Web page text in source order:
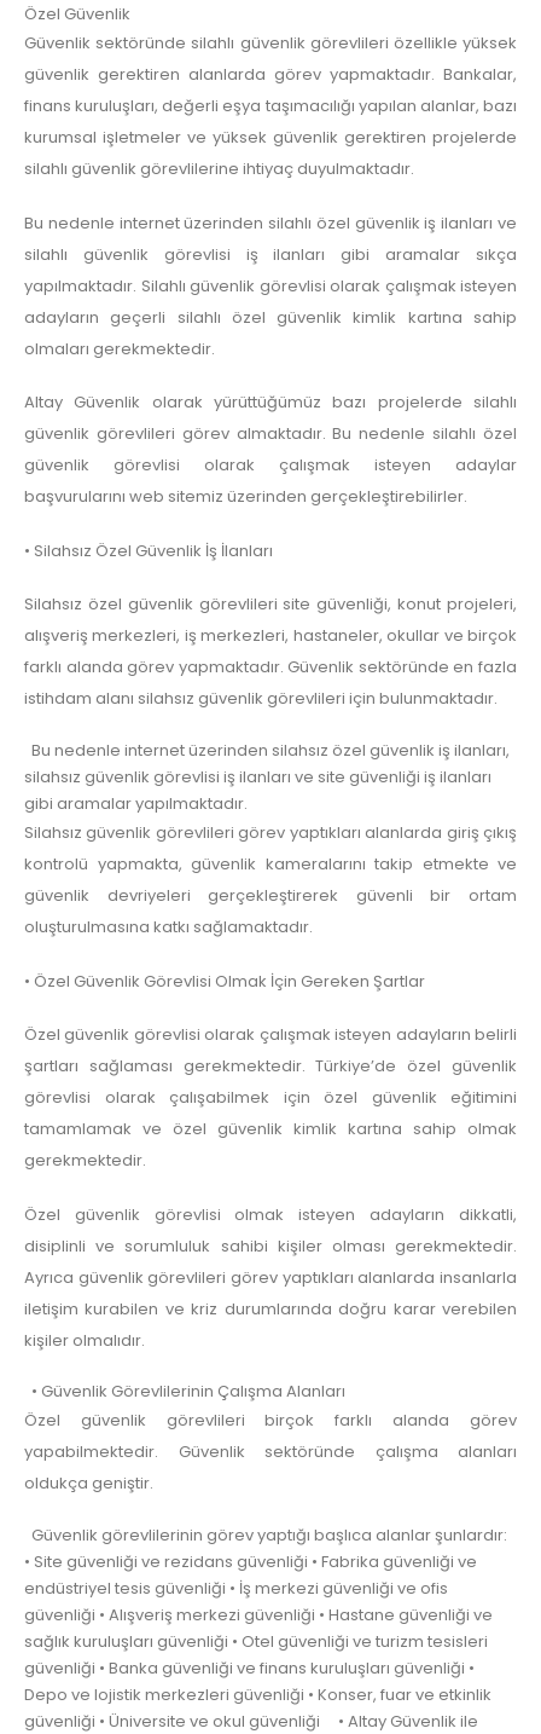
Özel Güvenlik
Güvenlik sektöründe silahlı güvenlik görevlileri özellikle yüksek
güvenlik gerektiren alanlarda görev yapmaktadır. Bankalar,
finans kuruluşları, değerli eşya taşımacılığı yapılan alanlar, bazı
kurumsal işletmeler ve yüksek güvenlik gerektiren projelerde
silahlı güvenlik görevlilerine ihtiyaç duyulmaktadır.
Bu nedenle internet üzerinden silahlı özel güvenlik iş ilanları ve
silahlı güvenlik görevlisi iş ilanları gibi aramalar sıkça
yapılmaktadır. Silahlı güvenlik görevlisi olarak çalışmak isteyen
adayların geçerli silahlı özel güvenlik kimlik kartına sahip
olmaları gerekmektedir.
Altay Güvenlik olarak yürüttüğümüz bazı projelerde silahlı
güvenlik görevlileri görev almaktadır. Bu nedenle silahlı özel
güvenlik görevlisi olarak çalışmak isteyen adaylar
başvurularını web sitemiz üzerinden gerçekleştirebilirler.
• Silahsız Özel Güvenlik İş İlanları
Silahsız özel güvenlik görevlileri site güvenliği, konut projeleri,
alışveriş merkezleri, iş merkezleri, hastaneler, okullar ve birçok
farklı alanda görev yapmaktadır. Güvenlik sektöründe en fazla
istihdam alanı silahsız güvenlik görevlileri için bulunmaktadır.
Bu nedenle internet üzerinden silahsız özel güvenlik iş ilanları,
silahsız güvenlik görevlisi iş ilanları ve site güvenliği iş ilanları
gibi aramalar yapılmaktadır.
Silahsız güvenlik görevlileri görev yaptıkları alanlarda giriş çıkış
kontrolü yapmakta, güvenlik kameralarını takip etmekte ve
güvenlik devriyeleri gerçekleştirerek güvenli bir ortam
oluşturulmasına katkı sağlamaktadır.
• Özel Güvenlik Görevlisi Olmak İçin Gereken Şartlar
Özel güvenlik görevlisi olarak çalışmak isteyen adayların belirli
şartları sağlaması gerekmektedir. Türkiye’de özel güvenlik
görevlisi olarak çalışabilmek için özel güvenlik eğitimini
tamamlamak ve özel güvenlik kimlik kartına sahip olmak
gerekmektedir.
Özel güvenlik görevlisi olmak isteyen adayların dikkatli,
disiplinli ve sorumluluk sahibi kişiler olması gerekmektedir.
Ayrıca güvenlik görevlileri görev yaptıkları alanlarda insanlarla
iletişim kurabilen ve kriz durumlarında doğru karar verebilen
kişiler olmalıdır.
• Güvenlik Görevlilerinin Çalışma Alanları
Özel güvenlik görevlileri birçok farklı alanda görev
yapabilmektedir. Güvenlik sektöründe çalışma alanları
oldukça geniştir.
Güvenlik görevlilerinin görev yaptığı başlıca alanlar şunlardır:
• Site güvenliği ve rezidans güvenliği • Fabrika güvenliği ve
endüstriyel tesis güvenliği • İş merkezi güvenliği ve ofis
güvenliği • Alışveriş merkezi güvenliği • Hastane güvenliği ve
sağlık kuruluşları güvenliği • Otel güvenliği ve turizm tesisleri
güvenliği • Banka güvenliği ve finans kuruluşları güvenliği •
Depo ve lojistik merkezleri güvenliği • Konser, fuar ve etkinlik
güvenliği • Üniversite ve okul güvenliği • Altay Güvenlik ile